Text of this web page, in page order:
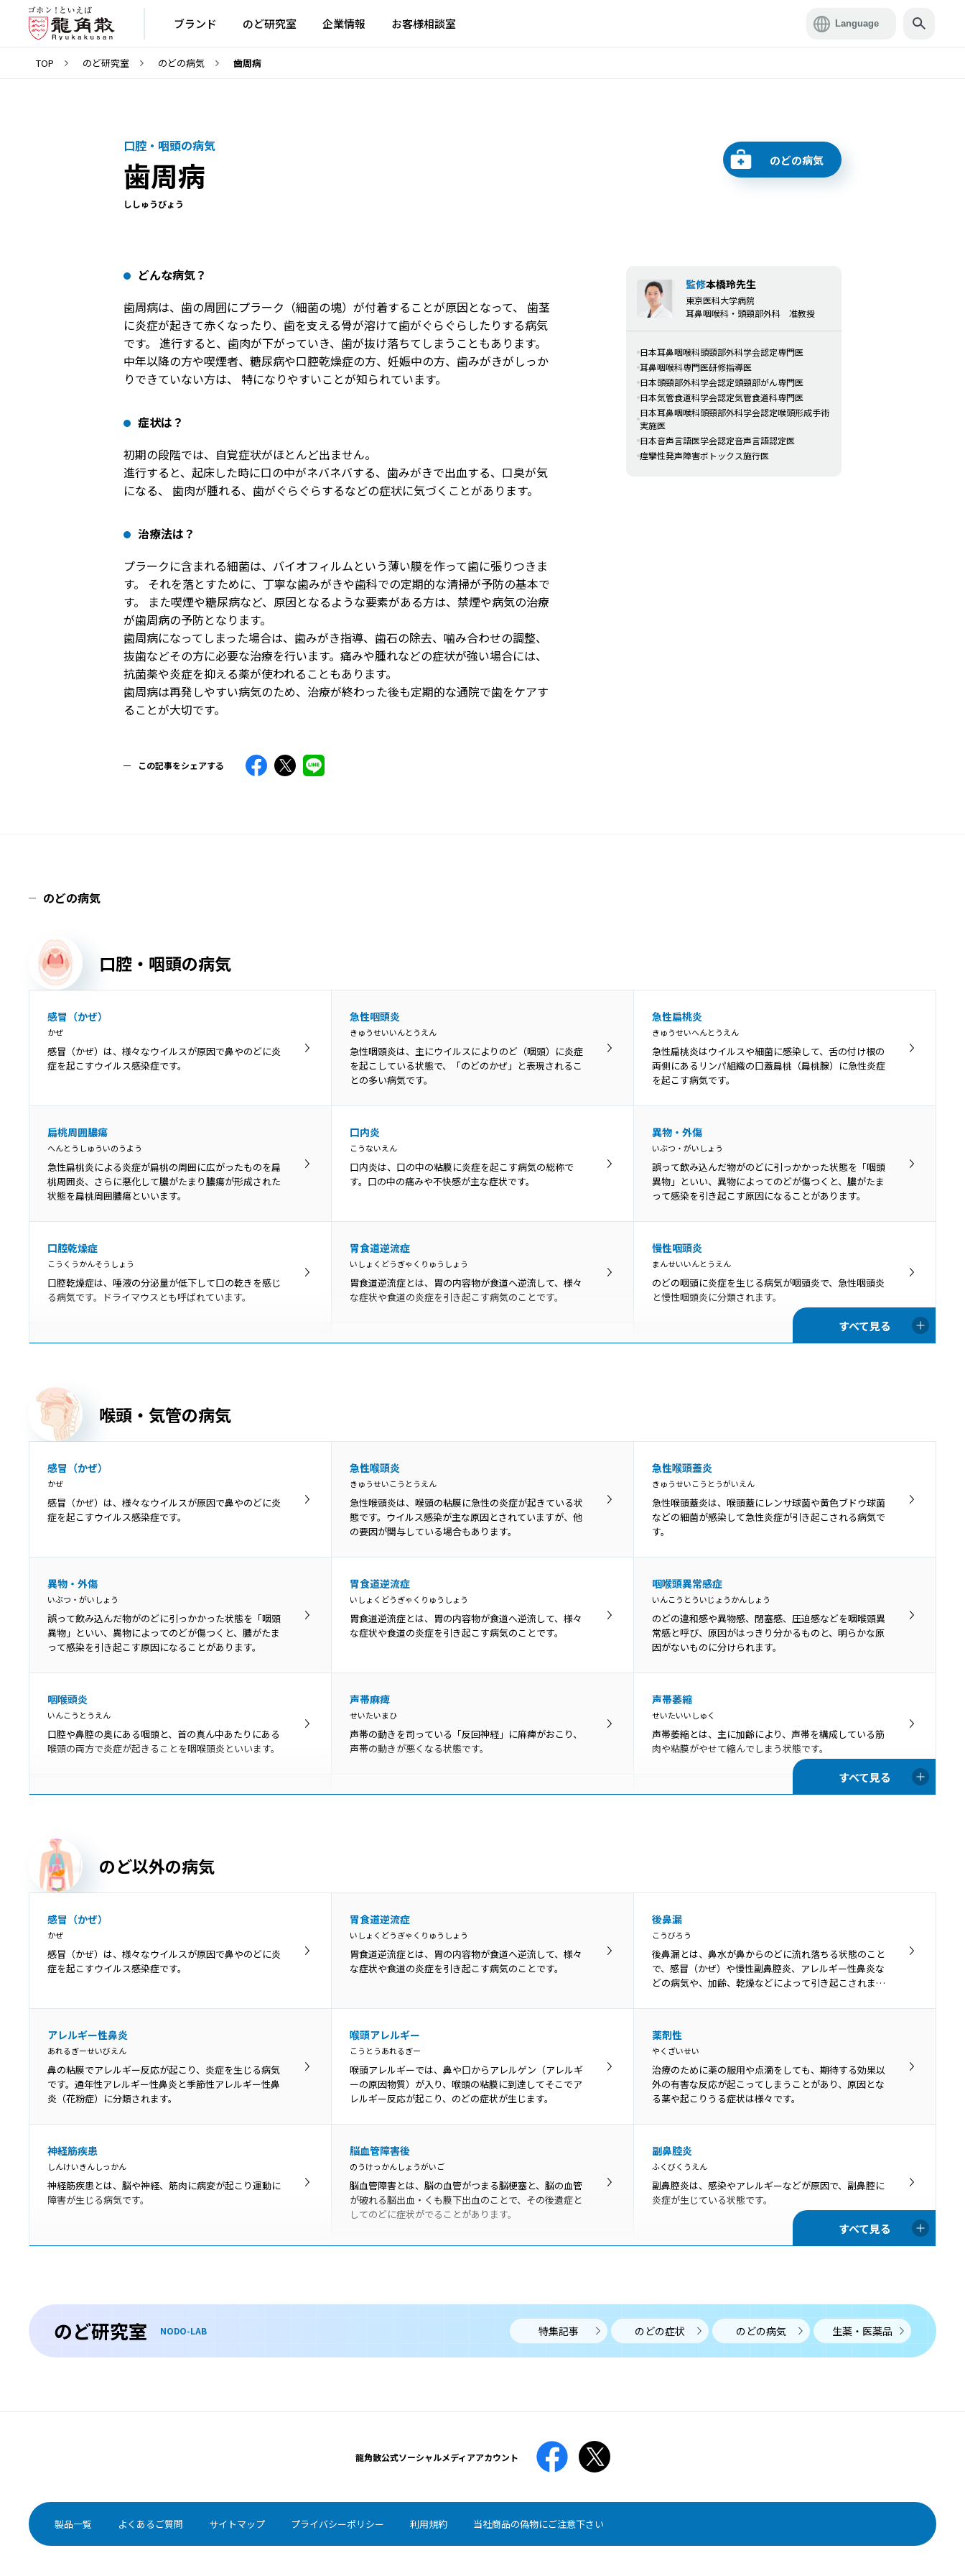
ブランド のど研究室 企業情報 お客様相談室
TOP のど研究室 のどの病気 歯周病
口腔・咽頭の病気
歯周病
ししゅうびょう
のどの病気
どんな病気？
歯周病は、歯の周囲にプラーク（細菌の塊）が付着することが原因となって、 歯茎
に炎症が起きて赤くなったり、歯を支える骨が溶けて歯がぐらぐらしたりする病気
です。 進行すると、歯肉が下がっていき、歯が抜け落ちてしまうこともあります。
中年以降の方や喫煙者、糖尿病や口腔乾燥症の方、妊娠中の方、歯みがきがしっか
りできていない方は、 特になりやすいことが知られています。
症状は？
初期の段階では、自覚症状がほとんど出ません。
進行すると、起床した時に口の中がネバネバする、歯みがきで出血する、口臭が気
になる、 歯肉が腫れる、歯がぐらぐらするなどの症状に気づくことがあります。
治療法は？
プラークに含まれる細菌は、バイオフィルムという薄い膜を作って歯に張りつきま
す。 それを落とすために、丁寧な歯みがきや歯科での定期的な清掃が予防の基本で
す。 また喫煙や糖尿病など、原因となるような要素がある方は、禁煙や病気の治療
が歯周病の予防となります。
歯周病になってしまった場合は、歯みがき指導、歯石の除去、噛み合わせの調整、
抜歯などその方に必要な治療を行います。痛みや腫れなどの症状が強い場合には、
抗菌薬や炎症を抑える薬が使われることもあります。
歯周病は再発しやすい病気のため、治療が終わった後も定期的な通院で歯をケアす
ることが大切です。
この記事をシェアする
監修本橋玲先生
東京医科大学病院
耳鼻咽喉科・頭頸部外科 准教授
日本耳鼻咽喉科頭頸部外科学会認定専門医
耳鼻咽喉科専門医研修指導医
日本頭頸部外科学会認定頭頸部がん専門医
日本気管食道科学会認定気管食道科専門医
日本耳鼻咽喉科頭頸部外科学会認定喉頭形成手術
実施医
日本音声言語医学会認定音声言語認定医
痙攣性発声障害ボトックス施行医
のどの病気
口腔・咽頭の病気
感冒（かぜ）
かぜ
感冒（かぜ）は、様々なウイルスが原因で鼻やのどに炎
症を起こすウイルス感染症です。
急性咽頭炎
きゅうせいいんとうえん
急性咽頭炎は、主にウイルスによりのど（咽頭）に炎症
を起こしている状態で、「のどのかぜ」と表現されるこ
との多い病気です。
急性扁桃炎
きゅうせいへんとうえん
急性扁桃炎はウイルスや細菌に感染して、舌の付け根の
両側にあるリンパ組織の口蓋扁桃（扁桃腺）に急性炎症
を起こす病気です。
扁桃周囲膿瘍
へんとうしゅういのうよう
急性扁桃炎による炎症が扁桃の周囲に広がったものを扁
桃周囲炎、さらに悪化して膿がたまり膿瘍が形成された
状態を扁桃周囲膿瘍といいます。
口内炎
こうないえん
口内炎は、口の中の粘膜に炎症を起こす病気の総称で
す。口の中の痛みや不快感が主な症状です。
異物・外傷
いぶつ・がいしょう
誤って飲み込んだ物がのどに引っかかった状態を「咽頭
異物」といい、異物によってのどが傷つくと、膿がたま
って感染を引き起こす原因になることがあります。
口腔乾燥症
こうくうかんそうしょう
口腔乾燥症は、唾液の分泌量が低下して口の乾きを感じ
る病気です。ドライマウスとも呼ばれています。
胃食道逆流症
いしょくどうぎゃくりゅうしょう
胃食道逆流症とは、胃の内容物が食道へ逆流して、様々
な症状や食道の炎症を引き起こす病気のことです。
慢性咽頭炎
まんせいいんとうえん
のどの咽頭に炎症を生じる病気が咽頭炎で、急性咽頭炎
と慢性咽頭炎に分類されます。
慢性扁桃炎は、扁桃の炎症が3カ月以上長期的に残ってし
まう病気で、症状が落ち着いている「慢性期」と急激に
悪化する「急性増悪期」に分けられます。
歯周病
ししゅうびょう
歯周病は、歯の周囲にプラーク（細菌の塊）が付着する
ことが原因となって、歯茎に炎症が起きて赤くなった
舌苔
ぜったい
舌苔（ぜったい）とは、舌表面に付着した白い苔（こ
け）のような物です。真っ白ではなく灰白色、黄白色の
こともあります。
口腔咽頭カンジダ
こうくういんとうかんじだ
免疫機能が低下している時や、抗菌薬の使用によって口
腔内の細菌バランスが崩れてしまった時などに、口腔内
にカンジダ菌が増殖して口腔咽頭カンジダ症を引き起こ
膿栓
のうせん
のどの扁桃には多数のくぼみがあります。そのくぼみに
細菌やウイルスの死骸、食べかすなどがたまって形成さ
れる白っぽい塊が膿栓です。
咽頭がん
いんとうがん
咽頭とは鼻の奥から食道の上までの、空気や飲食物が通
るところです。上から順に上咽頭・中咽頭・下咽頭に分
アデノイド増殖症
あでのいどぞうしょくしょう
アデノイド増殖症とは、生理的な肥大に慢性的な炎症や
刺激などが加わってアデノイドが病的に肥大し、それに
よって症状がみられている状態です。
扁桃肥大
へんとうひだい
扁桃肥大とは、口蓋扁桃が肥大して通常より大きくなっ
た状態です。肥大しているだけの場合は問題ありません
睡眠時無呼吸症候群
すいみんじむこきゅうしょうこうぐん
睡眠時無呼吸症候群は、呼吸が一時的に停止するか減少
する状態が、睡眠中に反復して起こる病気です。
上咽頭炎
じょういんとうえん
上咽頭炎とは、上咽頭に炎症が生じている状態です。主
に感冒（かぜ）の症状の一部で「急性上咽頭炎」とい
い、長期間の炎症やうっ血が続く状態を「慢性上咽頭
喉頭・気管の病気
感冒（かぜ）
かぜ
感冒（かぜ）は、様々なウイルスが原因で鼻やのどに炎
症を起こすウイルス感染症です。
急性喉頭炎
きゅうせいこうとうえん
急性喉頭炎は、喉頭の粘膜に急性の炎症が起きている状
態です。ウイルス感染が主な原因とされていますが、他
の要因が関与している場合もあります。
急性喉頭蓋炎
きゅうせいこうとうがいえん
急性喉頭蓋炎は、喉頭蓋にレンサ球菌や黄色ブドウ球菌
などの細菌が感染して急性炎症が引き起こされる病気で
す。
異物・外傷
いぶつ・がいしょう
誤って飲み込んだ物がのどに引っかかった状態を「咽頭
異物」といい、異物によってのどが傷つくと、膿がたま
って感染を引き起こす原因になることがあります。
胃食道逆流症
いしょくどうぎゃくりゅうしょう
胃食道逆流症とは、胃の内容物が食道へ逆流して、様々
な症状や食道の炎症を引き起こす病気のことです。
咽喉頭異常感症
いんこうとういじょうかんしょう
のどの違和感や異物感、閉塞感、圧迫感などを咽喉頭異
常感と呼び、原因がはっきり分かるものと、明らかな原
因がないものに分けられます。
咽喉頭炎
いんこうとうえん
口腔や鼻腔の奥にある咽頭と、首の真ん中あたりにある
喉頭の両方で炎症が起きることを咽喉頭炎といいます。
声帯麻痺
せいたいまひ
声帯の動きを司っている「反回神経」に麻痺がおこり、
声帯の動きが悪くなる状態です。
声帯萎縮
せいたいいしゅく
声帯萎縮とは、主に加齢により、声帯を構成している筋
肉や粘膜がやせて縮んでしまう状態です。
声帯結節は、声帯に結節（ペンだこのようなもの）がで
きて、声の変化が起こる病気です。
吃音
きつおん
吃音（きつおん、どもり）とは、声を出す通り道に異常
はみられませんが、滑らかな発話ができない言語障害で
発声障害
はっせいしょうがい
発声障害は主に、器質性発声障害、機能性発声障害、神
経学的発声障害の3つに分類されます。
音声振戦症
おんせいしんせんしょう
音声振戦症とは、声がふるえる病気です。正常な発声時
は吐く息の力で声帯を振動させていますが、音声振戦症
では声帯と共にのども周期的に振動してしまいます。
喉頭がん
こうとうがん
喉頭にできるがんを喉頭がんといいます。できた部位に
より声門上がん・声門がん・声門下がんに分類され、症
状や予後が異なります。
のど以外の病気
感冒（かぜ）
かぜ
感冒（かぜ）は、様々なウイルスが原因で鼻やのどに炎
症を起こすウイルス感染症です。
胃食道逆流症
いしょくどうぎゃくりゅうしょう
胃食道逆流症とは、胃の内容物が食道へ逆流して、様々
な症状や食道の炎症を引き起こす病気のことです。
後鼻漏
こうびろう
後鼻漏とは、鼻水が鼻からのどに流れ落ちる状態のこと
で、感冒（かぜ）や慢性副鼻腔炎、アレルギー性鼻炎な
どの病気や、加齢、乾燥などによって引き起こされま
アレルギー性鼻炎
あれるぎーせいびえん
鼻の粘膜でアレルギー反応が起こり、炎症を生じる病気
です。通年性アレルギー性鼻炎と季節性アレルギー性鼻
炎（花粉症）に分類されます。
喉頭アレルギー
こうとうあれるぎー
喉頭アレルギーでは、鼻や口からアレルゲン（アレルギ
ーの原因物質）が入り、喉頭の粘膜に到達してそこでア
レルギー反応が起こり、のどの症状が生じます。
薬剤性
やくざいせい
治療のために薬の服用や点滴をしても、期待する効果以
外の有害な反応が起こってしまうことがあり、原因とな
る薬や起こりうる症状は様々です。
神経筋疾患
しんけいきんしっかん
神経筋疾患とは、脳や神経、筋肉に病変が起こり運動に
障害が生じる病気です。
脳血管障害後
のうけっかんしょうがいご
脳血管障害とは、脳の血管がつまる脳梗塞と、脳の血管
が破れる脳出血・くも膜下出血のことで、その後遺症と
してのどに症状がでることがあります。
副鼻腔炎
ふくびくうえん
副鼻腔炎は、感染やアレルギーなどが原因で、副鼻腔に
炎症が生じている状態です。
シェーグレン症候群は、本来、体を守る役割のある免疫
の1つです。
肥満症は、肥満により糖尿病や脂質異常症、高血圧、高
尿酸血症などの合併症がある、あるいはこれらの合併症
リンパ節腫脹とはリンパ節が腫れた状態で、炎症による
ものと腫瘍によるものに大きく分けられます。
甲状腺腫瘍とは甲状腺にできた腫瘍のことで、良性と悪
唾液腺腫瘍は、すべての唾液腺で起こり得ますが、約
唾石とは唾液腺や導管の中に生じる結石のことで、唾液
性行動の多様化などに伴い、梅毒や淋菌感染症、クラミ
ジア感染症、HIVなどの性感染症の症状が口腔内にあらわ
喘息とは、空気の通り道である気道に炎症が生じること
で、様々な刺激に対して敏感に反応して気道が狭くなる
物質を長期的に吸っていたことにより気道に炎症が起
のど研究室 NODO-LAB 特集記事 のどの症状 のどの病気 生薬・医薬品
龍角散公式ソーシャルメディアアカウント
製品一覧 よくあるご質問 サイトマップ プライバシーポリシー 利用規約 当社商品の偽物にご注意下さい